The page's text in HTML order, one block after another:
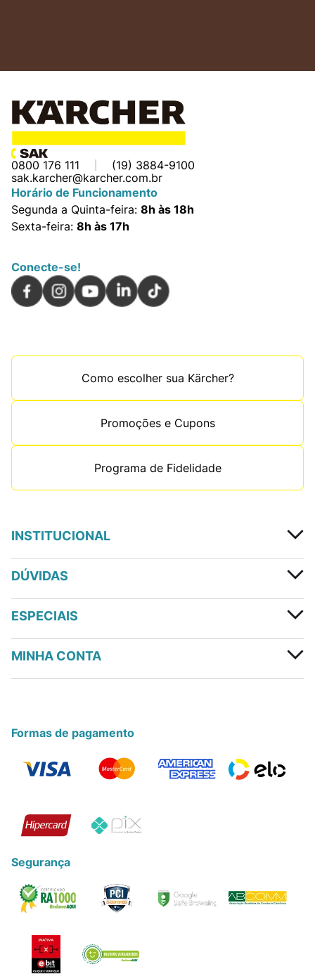
0800 176 111
(19) 3884-9100
sak.karcher@karcher.com.br
Horário de Funcionamento
Segunda a Quinta-feira: 8h às 18h
Sexta-feira: 8h às 17h
Conecte-se!
Como escolher sua Kärcher?
Promoções e Cupons
Programa de Fidelidade
INSTITUCIONAL
DÚVIDAS
ESPECIAIS
MINHA CONTA
Formas de pagamento
Segurança